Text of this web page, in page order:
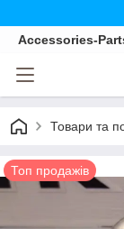
Accessories-
Товари та
Топ продажів